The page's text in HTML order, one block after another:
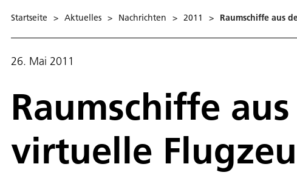
Startseite > Aktuelles > Nachrichten > 2011 > Raumschiffe aus
26. Mai 2011
Raumschiffe
virtuelle